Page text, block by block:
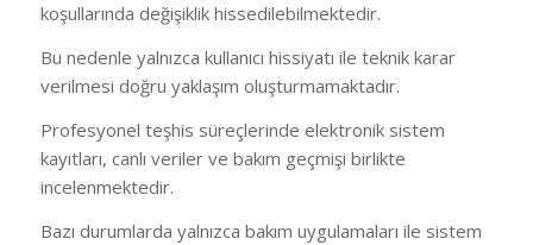
koşullarında değişiklik hissedilebilmektedir.
Bu nedenle yalnızca kullanıcı hissiyatı ile teknik karar
verilmesi doğru yaklaşım oluşturmamaktadır.
Profesyonel teşhis süreçlerinde elektronik sistem
kayıtları, canlı veriler ve bakım geçmişi birlikte
incelenmektedir.
Bazı durumlarda yalnızca bakım uygulamaları ile sistem